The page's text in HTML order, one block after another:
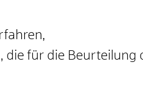
die für die